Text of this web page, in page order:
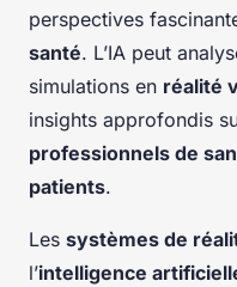
perspectives
santé. L’IA peut
simulations en réalité
insights approfondis
professionnels de
patients.
Les systèmes de
l’intelligence